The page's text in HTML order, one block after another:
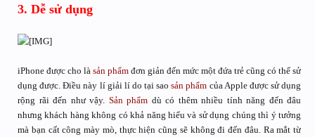
3. Dễ sử dụng
iPhone được cho là sản phẩm đơn giản đến mức một đứa trẻ cũng có thể sử
dụng được. Điều này lí giải lí do tại saosản phẩm của Apple được sử dụng
rộng rãi đến như vậy. Sản phẩm dù có thêm nhiều tính năng đến đâu
nhưng khách hàng không có khả năng hiểu và sử dụng chúng thì ý tưởng
mà bạn cất công mày mò, thực hiện cũng sẽ không đi đến đâu. Ra mắt từ